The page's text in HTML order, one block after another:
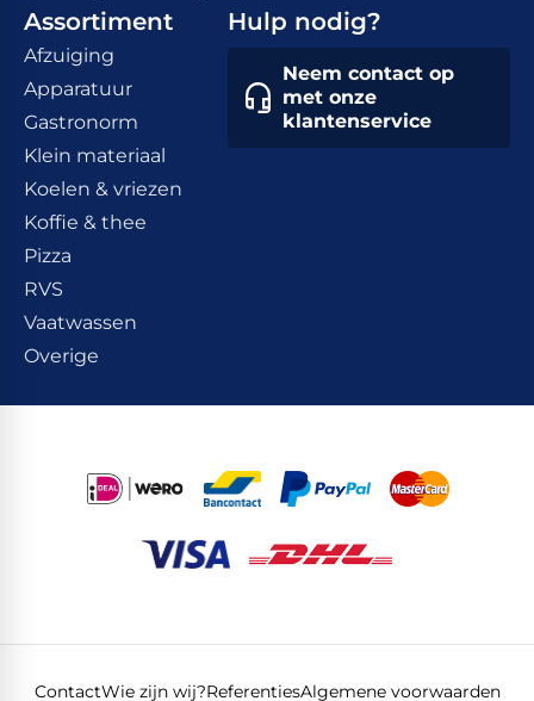
Assortiment
Afzuiging
Apparatuur
Gastronorm
Klein materiaal
Koelen & vriezen
Koffie & thee
Pizza
RVS
Vaatwassen
Overige
Hulp nodig?
Neem contact op
met onze
klantenservice
ContactWie zijn wij?ReferentiesAlgemene voorwaarden